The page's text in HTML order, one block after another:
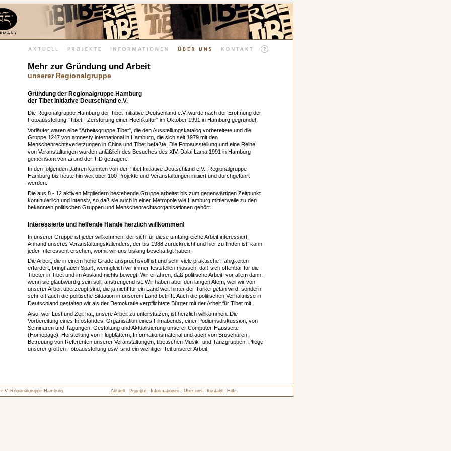
Mehr zur Gründung und Arbeit
unserer Regionalgruppe
Gründung der Regionalgruppe Hamburg
der Tibet Initiative Deutschland e.V.
Die Regionalgruppe Hamburg der Tibet Initiative Deutschland e.V. wurde nach der Eröffnung der
Fotoausstellung "Tibet - Zerstörung einer Hochkultur" im Oktober 1991 in Hamburg gegründet.
Vorläufer waren eine "Arbeitsgruppe Tibet", die den Ausstellungskatalog vorbereitete und die
Gruppe 1247 von amnesty international in Hamburg, die sich seit 1979 mit den
Menschenrechtsverletzungen in China und Tibet befaßte. Die Fotoausstellung und eine Reihe
von Veranstaltungen wurden anläßlich des Besuches des XIV. Dalai Lama 1991 in Hamburg
gemeinsam von ai und der TID getragen.
In den folgenden Jahren konnten von der Tibet Initiative Deutschland e.V., Regionalgruppe
Hamburg bis heute hin weit über 100 Projekte und Veranstaltungen initiiert und durchgeführt
werden.
Die aus 8 - 12 aktiven Mitgliedern bestehende Gruppe arbeitet bis zum gegenwärtigen Zeitpunkt
kontinuierlich und intensiv, so daß sie auch in einer Metropole wie Hamburg mittlerweile zu den
bekannten politischen Gruppen und Menschenrechtsorganisationen gehört.
Interessierte und helfende Hände herzlich willkommen!
In unserer Gruppe ist jeder willkommen, der sich für diese umfangreiche Arbeit interessiert.
Anhand unseres Veranstaltungskalenders, der bis 1988 zurückreicht und hier zu finden ist, kann
jeder Interessent ersehen, womit wir uns bislang beschäftigt haben.
Die Arbeit, die in einem hohe Grade anspruchsvoll ist und sehr viele praktische Fähigkeiten
erfordert, bringt auch Spaß, wenngleich wir immer feststellen müssen, daß sich offenbar für die
Tibeter in Tibet und im Ausland nichts bewegt. Wir erfahren, daß politische Arbeit, vor allem dann,
wenn sie glaubwürdig sein soll, anstrengend ist. Wir haben aber den langen Atem, weil wir von
unserer Arbeit überzeugt sind, die ja nicht für ein Land weit hinter der Türkei getan wird, sondern
sehr oft auch die politische Situation in unserem Land betrifft. Auch die politischen Verhältnisse in
Deutschland gestalten wir als der Demokratie verpflichtete Bürger mit der Arbeit für Tibet mit.
Also, wer Lust und Zeit hat, unsere Arbeit zu unterstützen, ist herzlich willkommen. Die
Vorbereitung eines Infostandes, Organisation eines Filmabends, einer Podiumsdiskussion, von
Seminaren und Tagungen, Gestaltung und Aktualisierung unserer Computer-Hausseite
(Homepage), Herstellung von Flugblättern, Informationsmaterial und auch von Broschüren,
Betreuung von Referenten unserer Veranstaltungen, tibetischen Musik- und Tanzgruppen, Pflege
unserer großen Fotoausstellung usw. sind ein wichtiger Teil unserer Arbeit.
Regionalgruppe Hamburg Aktuell Projekte Informationen Über uns Kontakt Hilfe